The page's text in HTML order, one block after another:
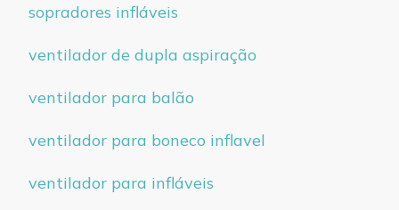
sopradores infláveis
ventilador de dupla aspiração
ventilador para balão
ventilador para boneco inflavel
ventilador para infláveis